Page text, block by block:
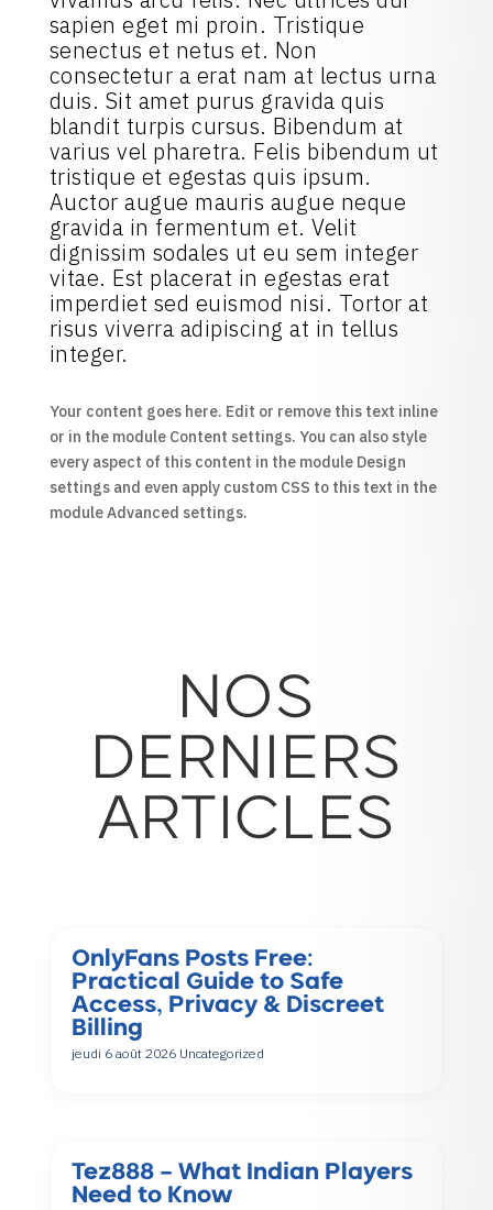
sapien eget mi proin. Tristique
senectus et netus et. Non
consectetur a erat nam at lectus urna
duis. Sit amet purus gravida quis
blandit turpis cursus. Bibendum at
varius vel pharetra. Felis bibendum ut
tristique et egestas quis ipsum.
Auctor augue mauris augue neque
gravida in fermentum et. Velit
dignissim sodales ut eu sem integer
vitae. Est placerat in egestas erat
imperdiet sed euismod nisi. Tortor at
risus viverra adipiscing at in tellus
integer.
Your content goes here. Edit or remove this text inline
or in the module Content settings. You can also style
every aspect of this content in the module Design
settings and even apply custom CSS to this text in the
module Advanced settings.
NOS
DERNIERS
ARTICLES
OnlyFans Posts Free:
Practical Guide to Safe
Access, Privacy & Discreet
Billing
jeudi 6 août 2026 Uncategorized
Tez888 – What Indian Players
Need to Know